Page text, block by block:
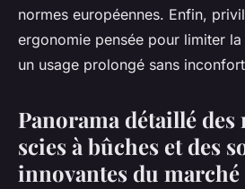
normes européennes. Enfin,
ergonomie pensée pour limiter
un usage prolongé sans
Panorama détaillé des
scies à bûches et des
innovantes du marché